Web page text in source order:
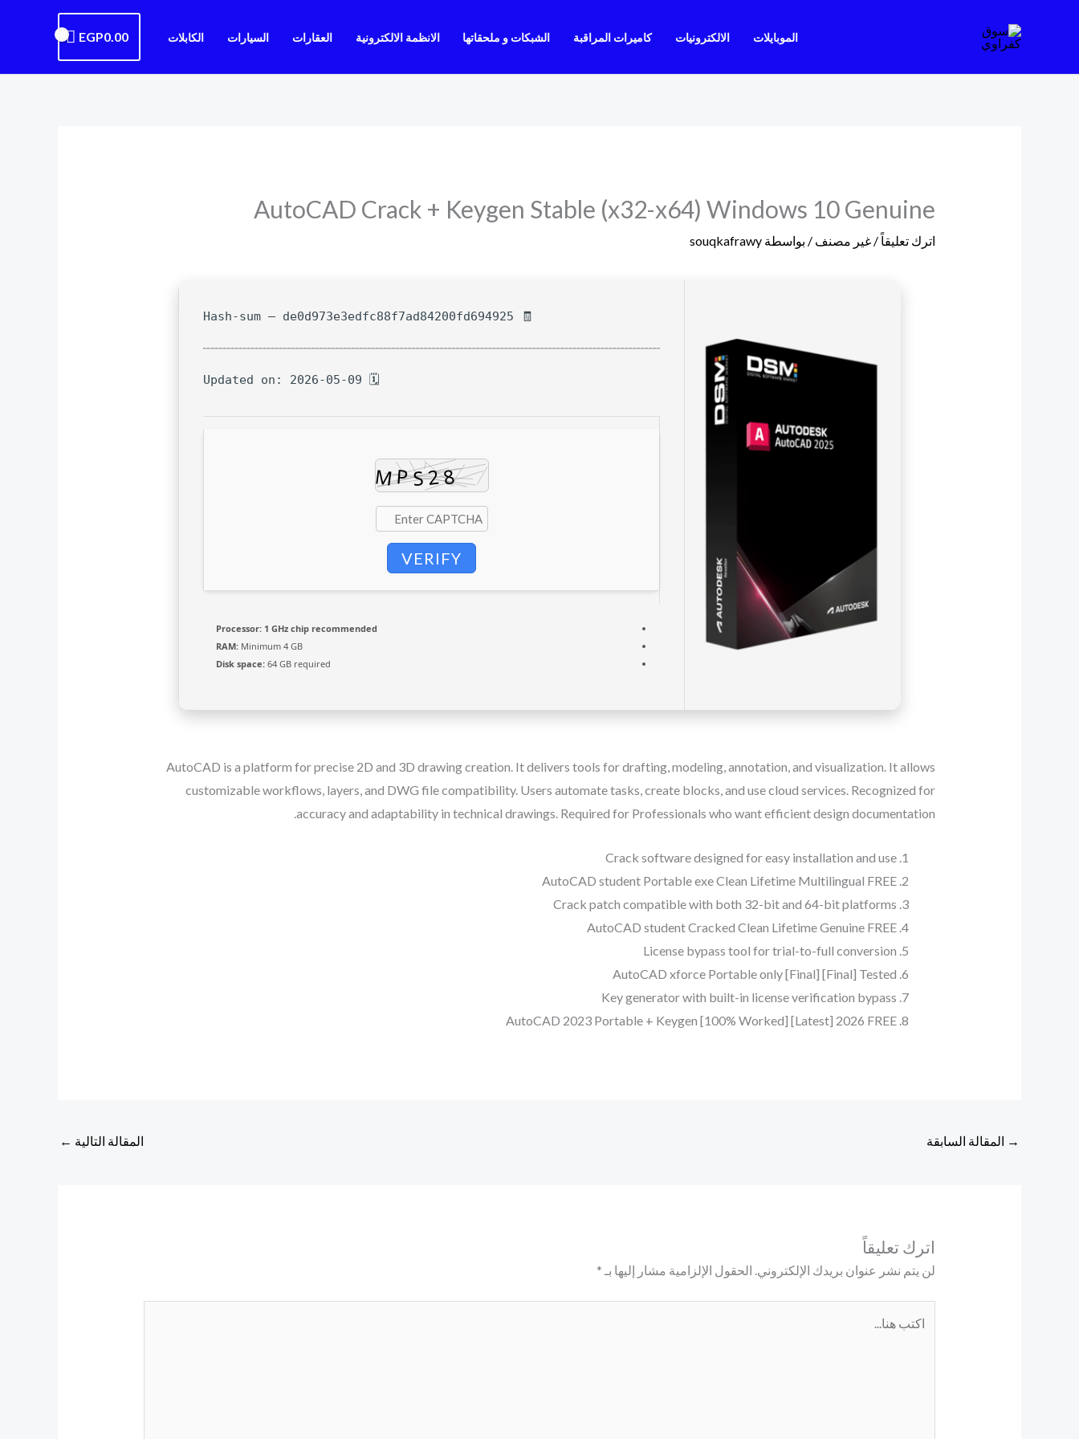
الموبايلات الالكترونيات كاميرات المراقبة الشبكات و ملحقاتها الانظمة الالكترونية العقارات السيارات الكابلات EGP0.00
AutoCAD Crack + Keygen Stable (x32-x64) Windows 10 Genuine
اترك تعليقاً / غير مصنف / بواسطة souqkafrawy
🧾 Hash-sum — de0d973e3edfc88f7ad84200fd694925
🗓 Updated on: 2026-05-09
VERIFY
Processor: 1 GHz chip recommended
RAM: Minimum 4 GB
Disk space: 64 GB required
AutoCAD is a platform for precise 2D and 3D drawing creation. It delivers tools for drafting, modeling, annotation, and visualization. It allows
customizable workflows, layers, and DWG file compatibility. Users automate tasks, create blocks, and use cloud services. Recognized for
accuracy and adaptability in technical drawings. Required for Professionals who want efficient design documentation.
Crack software designed for easy installation and use
AutoCAD student Portable exe Clean Lifetime Multilingual FREE
Crack patch compatible with both 32-bit and 64-bit platforms
AutoCAD student Cracked Clean Lifetime Genuine FREE
License bypass tool for trial-to-full conversion
AutoCAD xforce Portable only [Final] [Final] Tested
Key generator with built-in license verification bypass
AutoCAD 2023 Portable + Keygen [100% Worked] [Latest] 2026 FREE
→ المقالة السابقة المقالة التالية ←
اترك تعليقاً
لن يتم نشر عنوان بريدك الإلكتروني. الحقول الإلزامية مشار إليها بـ *